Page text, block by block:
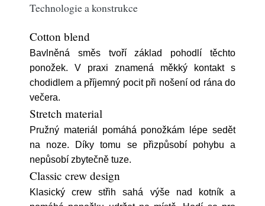
Technologie a konstrukce
Cotton blend
Bavlněná směs tvoří základ pohodlí těchto
ponožek. V praxi znamená měkký kontakt s
chodidlem a příjemný pocit při nošení od rána do
večera.
Stretch material
Pružný materiál pomáhá ponožkám lépe sedět
na noze. Díky tomu se přizpůsobí pohybu a
nepůsobí zbytečně tuze.
Classic crew design
Klasický crew střih sahá výše nad kotník a